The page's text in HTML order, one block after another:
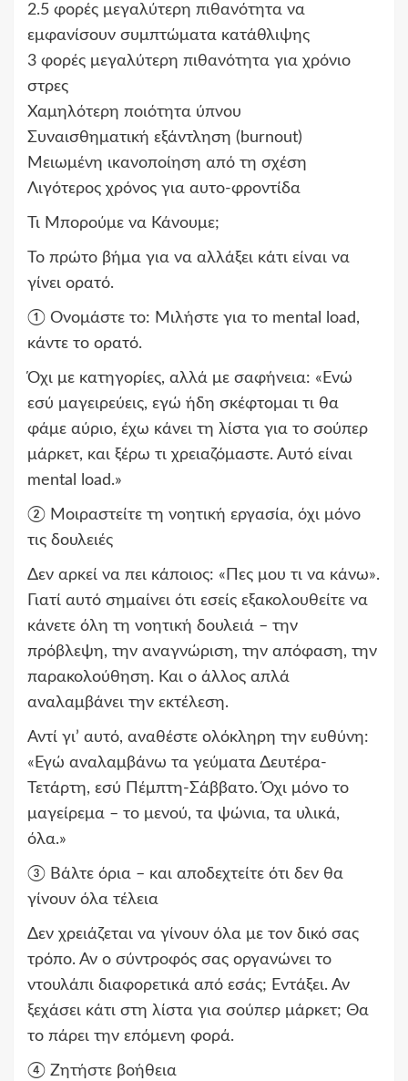
2.5 φορές μεγαλύτερη πιθανότητα να
εμφανίσουν συμπτώματα κατάθλιψης
3 φορές μεγαλύτερη πιθανότητα για χρόνιο
στρες
Χαμηλότερη ποιότητα ύπνου
Συναισθηματική εξάντληση (burnout)
Μειωμένη ικανοποίηση από τη σχέση
Λιγότερος χρόνος για αυτο-φροντίδα
Τι Μπορούμε να Κάνουμε;
Το πρώτο βήμα για να αλλάξει κάτι είναι να
γίνει ορατό.
① Ονομάστε το: Μιλήστε για το mental load,
κάντε το ορατό.
Όχι με κατηγορίες, αλλά με σαφήνεια: «Ενώ
εσύ μαγειρεύεις, εγώ ήδη σκέφτομαι τι θα
φάμε αύριο, έχω κάνει τη λίστα για το σούπερ
μάρκετ, και ξέρω τι χρειαζόμαστε. Αυτό είναι
mental load.»
② Μοιραστείτε τη νοητική εργασία, όχι μόνο
τις δουλειές
Δεν αρκεί να πει κάποιος: «Πες μου τι να κάνω».
Γιατί αυτό σημαίνει ότι εσείς εξακολουθείτε να
κάνετε όλη τη νοητική δουλειά – την
πρόβλεψη, την αναγνώριση, την απόφαση, την
παρακολούθηση. Και ο άλλος απλά
αναλαμβάνει την εκτέλεση.
Αντί γι’ αυτό, αναθέστε ολόκληρη την ευθύνη:
«Εγώ αναλαμβάνω τα γεύματα Δευτέρα-
Τετάρτη, εσύ Πέμπτη-Σάββατο. Όχι μόνο το
μαγείρεμα – το μενού, τα ψώνια, τα υλικά,
όλα.»
③ Βάλτε όρια – και αποδεχτείτε ότι δεν θα
γίνουν όλα τέλεια
Δεν χρειάζεται να γίνουν όλα με τον δικό σας
τρόπο. Αν ο σύντροφός σας οργανώνει το
ντουλάπι διαφορετικά από εσάς; Εντάξει. Αν
ξεχάσει κάτι στη λίστα για σούπερ μάρκετ; Θα
το πάρει την επόμενη φορά.
④ Ζητήστε βοήθεια